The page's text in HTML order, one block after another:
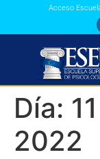
Acceso
Día:
2022